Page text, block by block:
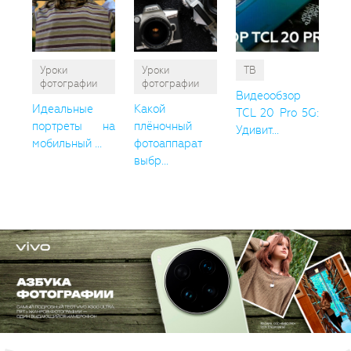
Уроки
фотографии
Идеальные
портреты на
мобильный ...
Уроки
фотографии
Какой
плёночный
фотоаппарат
выбр...
ТВ
Видеообзор
TCL 20 Pro 5G:
Удивит...